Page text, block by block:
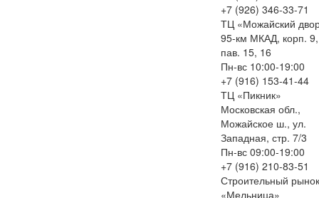
+7 (926) 346-33-71
ТЦ «Можайский
95-км МКАД, корп. 9,
пав. 15, 16
Пн-вс 10:00-19:00
+7 (916) 153-41-44
ТЦ «Пикник»
Московская обл.,
Можайское ш., ул.
Западная, стр. 7/3
Пн-вс 09:00-19:00
+7 (916) 210-83-51
Строительный рынок
«Мельница»